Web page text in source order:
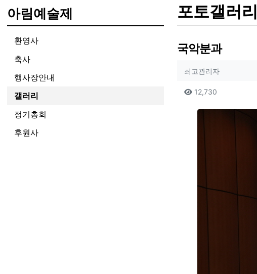
포토갤러리
국악분과
작성자 정보
최고관리자작성
컨텐츠 정보
12,730조회
본문
아림예술제
환영사
축사
행사장안내
갤러리
정기총회
후원사